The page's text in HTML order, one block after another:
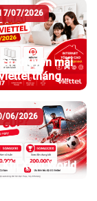
07/2026
khuyến mãi
tháng
06/2026
Khi Xem World